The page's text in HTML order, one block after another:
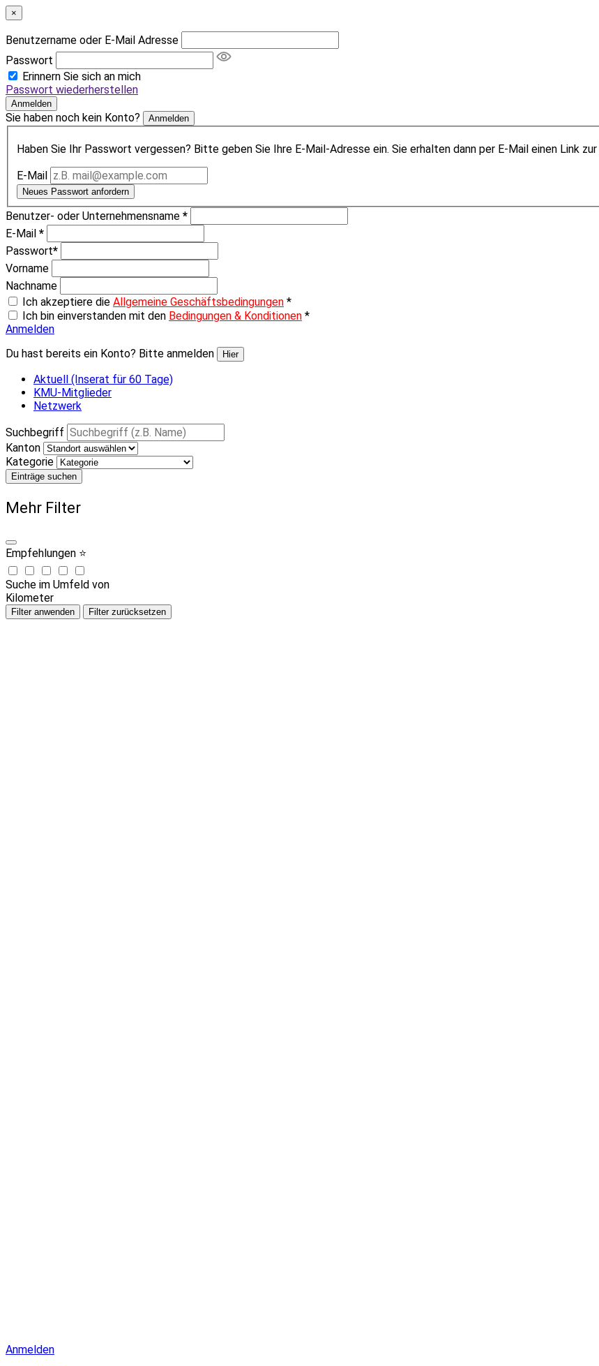
×
Benutzername oder E-Mail Adresse
Passwort
Erinnern Sie sich an mich
Passwort wiederherstellen
Anmelden
Sie haben noch kein Konto? Anmelden
Haben Sie Ihr Passwort vergessen? Bitte geben Sie Ihre E-Mail-Adresse ein. Sie erhalten dann per E-Mail einen Link
E-Mail
Neues Passwort anfordern
Benutzer- oder Unternehmensname *
E-Mail *
Passwort*
Vorname
Nachname
Ich akzeptiere die Allgemeine Geschäftsbedingungen *
Ich bin einverstanden mit den Bedingungen & Konditionen *
Anmelden
Du hast bereits ein Konto? Bitte anmelden
Hier
Aktuell (Inserat für 60 Tage)
KMU-Mitglieder
Netzwerk
Suchbegriff
Kanton
Kategorie
Einträge suchen
Mehr Filter
Empfehlungen ⭐
Suche im Umfeld von
Kilometer
Filter anwenden Filter zurücksetzen
Anmelden